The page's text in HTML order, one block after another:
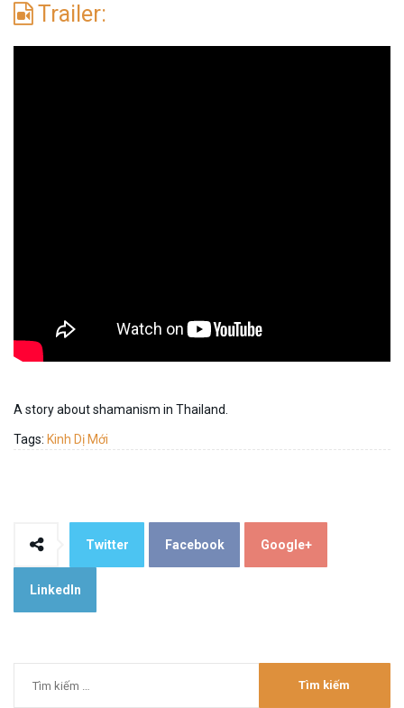
Trailer:
A story about shamanism in Thailand.
Tags: Kinh Dị Mới
Twitter Facebook Google+
LinkedIn